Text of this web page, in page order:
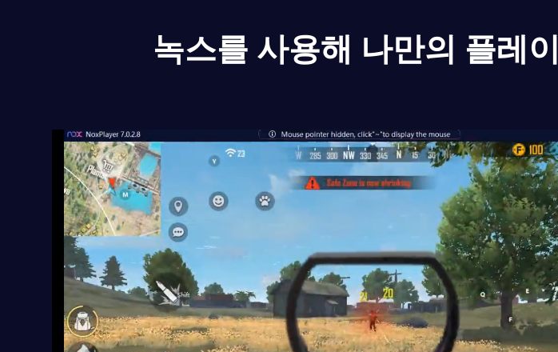
녹스를 사용해 나만의 플레